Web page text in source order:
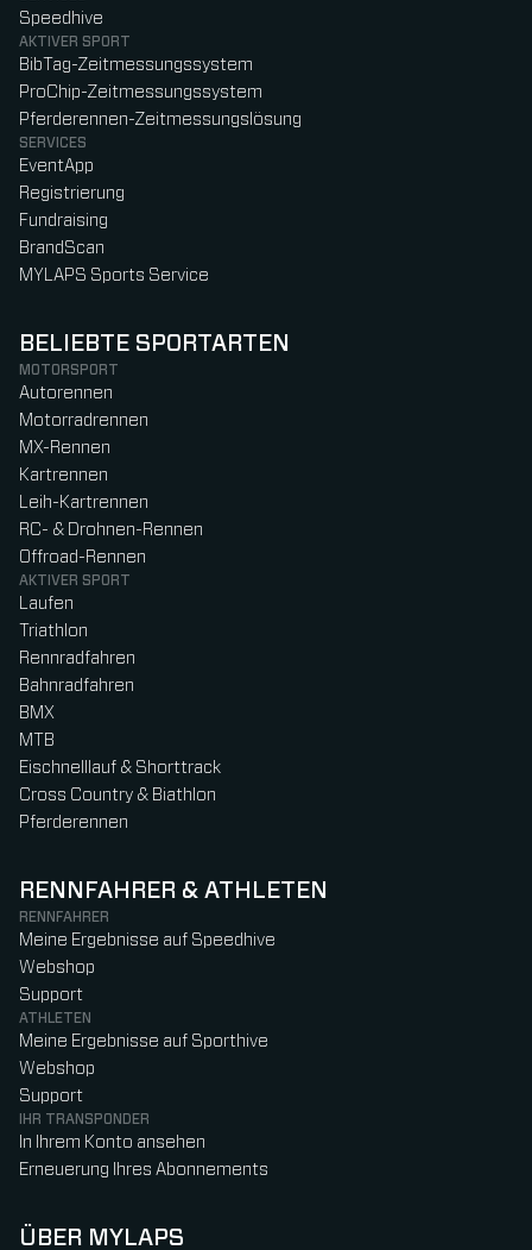
Speedhive
AKTIVER SPORT
BibTag-Zeitmessungssystem
ProChip-Zeitmessungssystem
Pferderennen-Zeitmessungslösung
SERVICES
EventApp
Registrierung
Fundraising
BrandScan
MYLAPS Sports Service
BELIEBTE SPORTARTEN
MOTORSPORT
Autorennen
Motorradrennen
MX-Rennen
Kartrennen
Leih-Kartrennen
RC- & Drohnen-Rennen
Offroad-Rennen
AKTIVER SPORT
Laufen
Triathlon
Rennradfahren
Bahnradfahren
BMX
MTB
Eischnelllauf & Shorttrack
Cross Country & Biathlon
Pferderennen
RENNFAHRER & ATHLETEN
RENNFAHRER
Meine Ergebnisse auf Speedhive
Webshop
Support
ATHLETEN
Meine Ergebnisse auf Sporthive
Webshop
Support
IHR TRANSPONDER
In Ihrem Konto ansehen
Erneuerung Ihres Abonnements
ÜBER MYLAPS